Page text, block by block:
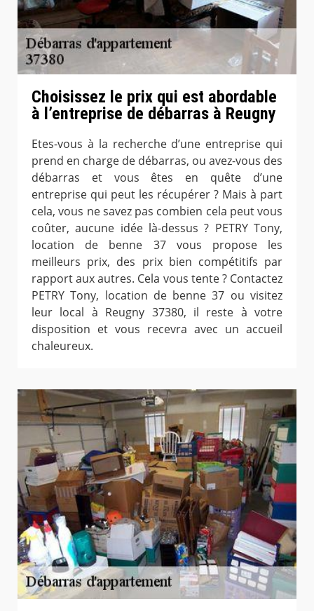
Choisissez le prix qui est abordable
à l’entreprise de débarras à Reugny
Etes-vous à la recherche d’une entreprise qui
prend en charge de débarras, ou avez-vous des
débarras et vous êtes en quête d’une
entreprise qui peut les récupérer ? Mais à part
cela, vous ne savez pas combien cela peut vous
coûter, aucune idée là-dessus ? PETRY Tony,
location de benne 37 vous propose les
meilleurs prix, des prix bien compétitifs par
rapport aux autres. Cela vous tente ? Contactez
PETRY Tony, location de benne 37 ou visitez
leur local à Reugny 37380, il reste à votre
disposition et vous recevra avec un accueil
chaleureux.